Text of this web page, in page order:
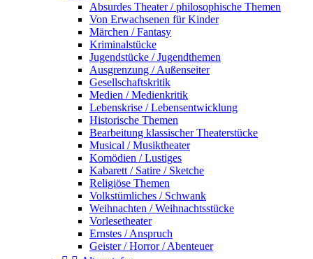
Absurdes Theater / philosophische Themen
Von Erwachsenen für Kinder
Märchen / Fantasy
Kriminalstücke
Jugendstücke / Jugendthemen
Ausgrenzung / Außenseiter
Gesellschaftskritik
Medien / Medienkritik
Lebenskrise / Lebensentwicklung
Historische Themen
Bearbeitung klassischer Theaterstücke
Musical / Musiktheater
Komödien / Lustiges
Kabarett / Satire / Sketche
Religiöse Themen
Volkstümliches / Schwank
Weihnachten / Weihnachtsstücke
Vorlesetheater
Ernstes / Anspruch
Geister / Horror / Abenteuer